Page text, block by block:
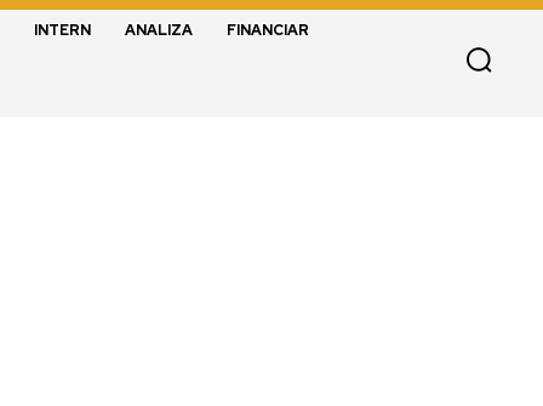
INTERN ANALIZA FINANCIAR